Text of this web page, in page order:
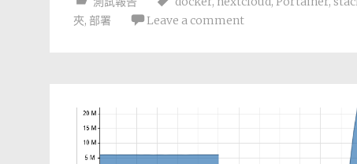
夾, 部署 Leave a comment